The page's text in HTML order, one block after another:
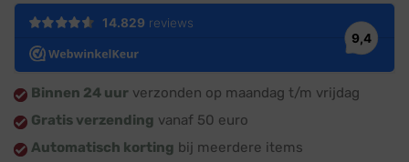
Binnen 24 uur verzonden op maandag t/m vrijdag
Gratis verzending vanaf 50 euro
Automatisch korting bij meerdere items